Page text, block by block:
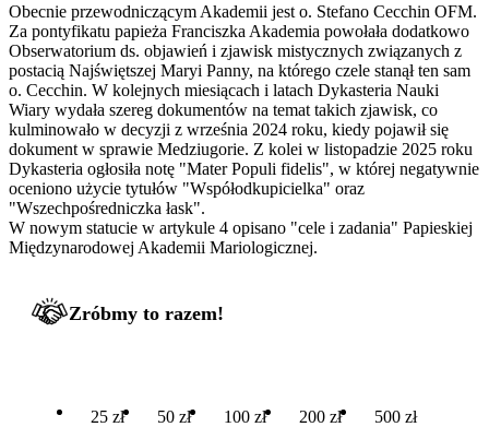
Obecnie przewodniczącym Akademii jest o. Stefano Cecchin OFM.
Za pontyfikatu papieża Franciszka Akademia powołała dodatkowo
Obserwatorium ds. objawień i zjawisk mistycznych związanych z
postacią Najświętszej Maryi Panny, na którego czele stanął ten sam
o. Cecchin. W kolejnych miesiącach i latach Dykasteria Nauki
Wiary wydała szereg dokumentów na temat takich zjawisk, co
kulminowało w decyzji z września 2024 roku, kiedy pojawił się
dokument w sprawie Medziugorie. Z kolei w listopadzie 2025 roku
Dykasteria ogłosiła notę "Mater Populi fidelis", w której negatywnie
oceniono użycie tytułów "Współodkupicielka" oraz
"Wszechpośredniczka łask".
W nowym statucie w artykule 4 opisano "cele i zadania" Papieskiej
Międzynarodowej Akademii Mariologicznej.
Zróbmy to razem!
25 zł 50 zł 100 zł 200 zł 500 zł